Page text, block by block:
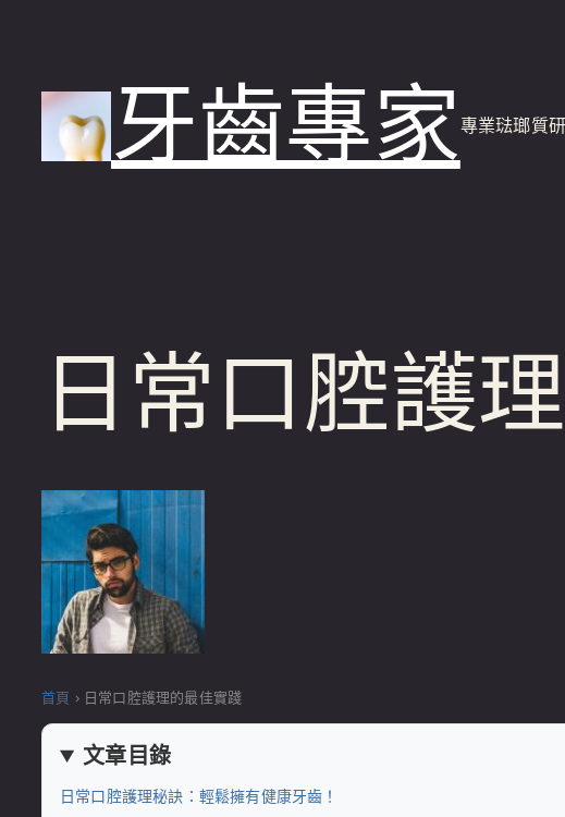
牙齒專家專業琺瑯質
日常口腔護
首頁 › 日常口腔護理的最佳實踐
文章目錄
日常口腔護理秘訣：輕鬆擁有健康牙齒！